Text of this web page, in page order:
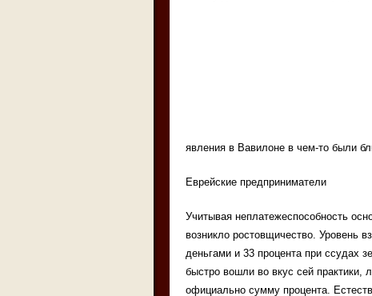
явления в Вавилоне в чем-то были
Еврейские предприниматели
Учитывая неплатежеспособность
возникло ростовщичество. Уровень
деньгами и 33 процента при ссудах
быстро вошли во вкус сей практики,
официально сумму процента.